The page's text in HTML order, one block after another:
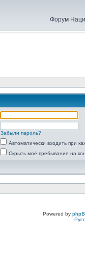
Форум
Забыли пароль?
Автоматически входить при
Скрыть моё пребывание на
Powered by